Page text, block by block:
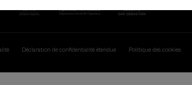
Déclaration de confidentialité étendue Politique des cookies